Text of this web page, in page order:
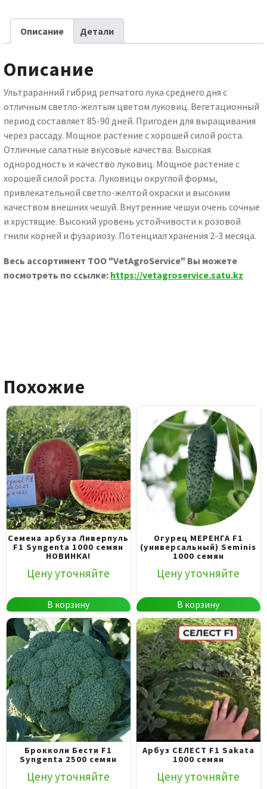
Описание Детали
Описание
Ультраранний гибрид репчатого лука среднего дня с
отличным светло-желтым цветом луковиц. Вегетационный
период составляет 85-90 дней. Пригоден для выращивания
через рассаду. Мощное растение с хорошей силой роста.
Отличные салатные вкусовые качества. Высокая
однородность и качество луковиц. Мощное растение с
хорошей силой роста. Луковицы округлой формы,
привлекательной светло-желтой окраски и высоким
качеством внешних чешуй. Внутренние чешуи очень сочные
и хрустящие. Высокий уровень устойчивости к розовой
гнили корней и фузариозу. Потенциал хранения 2-3 месяца.
Весь ассортимент ТОО "VetAgroService" Вы можете
посмотреть по ссылке: https://vetagroservice.satu.kz
Похожие
Семена арбуза Ливерпуль
F1 Syngenta 1000 семян
НОВИНКА!
Цену уточняйте
В корзину
Огурец МЕРЕНГА F1
(универсальный) Seminis
1000 семян
Цену уточняйте
В корзину
Брокколи Бести F1
Syngenta 2500 семян
Цену уточняйте
Арбуз СЕЛЕСТ F1 Sakata
1000 семян
Цену уточняйте